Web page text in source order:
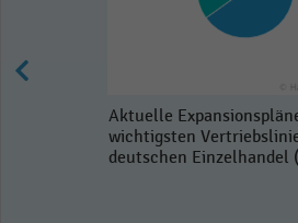
Aktuelle
wichtigsten
deutschen Einzelhandel